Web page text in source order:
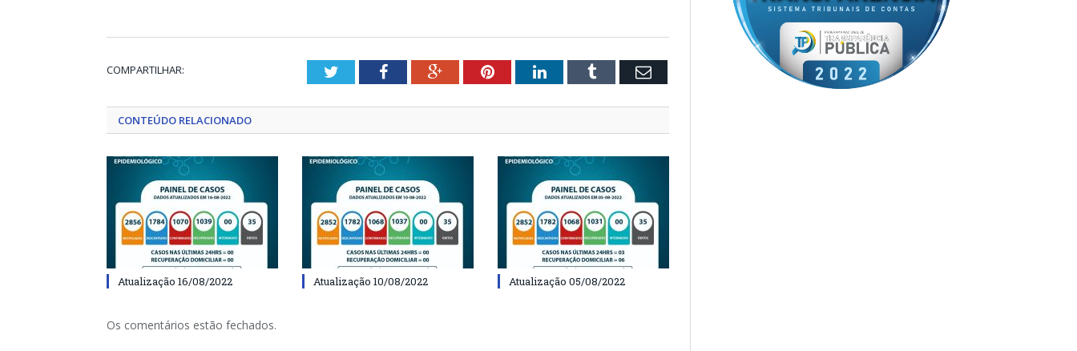
COMPARTILHAR: TwitterFacebookGoogle+PinterestLinkedInTumblr Email
CONTEÚDO RELACIONADO
Atualização 16/08/2022 Atualização 10/08/2022 Atualização 05/08/2022
Os comentários estão fechados.